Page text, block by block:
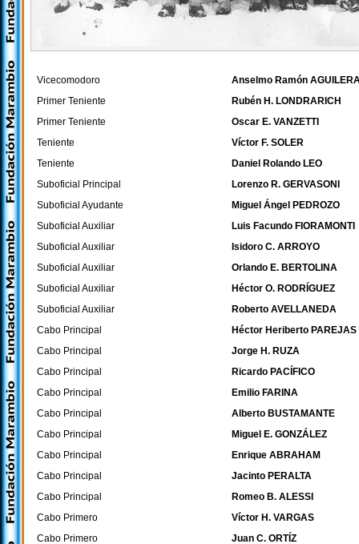
Vicecomodoro
Anselmo Ramón
Primer Teniente
Rubén H. LONDRARICH
Primer Teniente
Oscar E. VANZETTI
Teniente
Víctor F. SOLER
Teniente
Daniel Rolando LEO
Suboficial Principal
Lorenzo R. GERVASONI
Suboficial Ayudante
Miguel Ángel PEDROZO
Suboficial Auxiliar
Luis Facundo FIORAMONTI
Suboficial Auxiliar
Isidoro C. ARROYO
Suboficial Auxiliar
Orlando E. BERTOLINA
Suboficial Auxiliar
Héctor O. RODRÍGUEZ
Suboficial Auxiliar
Roberto AVELLANEDA
Cabo Principal
Héctor Heriberto PAREJAS
Cabo Principal
Jorge H. RUZA
Cabo Principal
Ricardo PACÍFICO
Cabo Principal
Emilio FARINA
Cabo Principal
Alberto BUSTAMANTE
Cabo Principal
Miguel E. GONZÁLEZ
Cabo Principal
Enrique ABRAHAM
Cabo Principal
Jacinto PERALTA
Cabo Principal
Romeo B. ALESSI
Cabo Primero
Víctor H. VARGAS
Cabo Primero
Juan C. ORTÍZ